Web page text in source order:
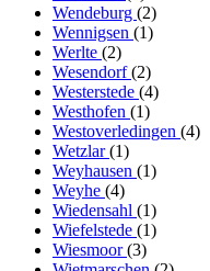
Wendeburg (2)
Wennigsen (1)
Werlte (2)
Wesendorf(2)
Westerstede (4)
Westhofen (1)
Westoverledingen (4)
Wetzlar(1)
Weyhausen (1)
Weyhe (4)
Wiedensahl (1)
Wiefelstede (1)
Wiesmoor(3)